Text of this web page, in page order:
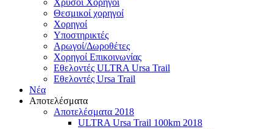
Χρυσοί Χορηγοί
Θεσμικοί χορηγοί
Χορηγοί
Υποστηρικτές
Αρωγοί/Δωροθέτες
Χορηγοί Επικοινωνίας
Εθελοντές ULTRA Ursa Trail
Εθελοντές Ursa Trail
Νέα
Αποτελέσματα
Αποτελέσματα 2018
ULTRA Ursa Trail 100km 2018